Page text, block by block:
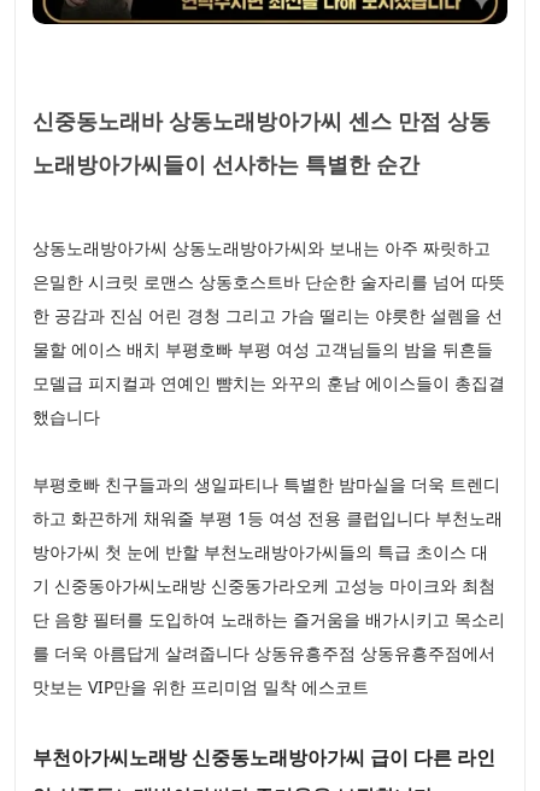
신중동노래바 상동노래방아가씨 센스 만점 상동
노래방아가씨들이 선사하는 특별한 순간
상동노래방아가씨 상동노래방아가씨와 보내는 아주 짜릿하고
은밀한 시크릿 로맨스 상동호스트바 단순한 술자리를 넘어 따뜻
한 공감과 진심 어린 경청 그리고 가슴 떨리는 야릇한 설렘을 선
물할 에이스 배치 부평호빠 부평 여성 고객님들의 밤을 뒤흔들
모델급 피지컬과 연예인 뺨치는 와꾸의 훈남 에이스들이 총집결
했습니다
부평호빠 친구들과의 생일파티나 특별한 밤마실을 더욱 트렌디
하고 화끈하게 채워줄 부평 1등 여성 전용 클럽입니다 부천노래
방아가씨 첫 눈에 반할 부천노래방아가씨들의 특급 초이스 대
기 신중동아가씨노래방 신중동가라오케 고성능 마이크와 최첨
단 음향 필터를 도입하여 노래하는 즐거움을 배가시키고 목소리
를 더욱 아름답게 살려줍니다 상동유흥주점 상동유흥주점에서
맛보는 VIP만을 위한 프리미엄 밀착 에스코트
부천아가씨노래방 신중동노래방아가씨 급이 다른 라인